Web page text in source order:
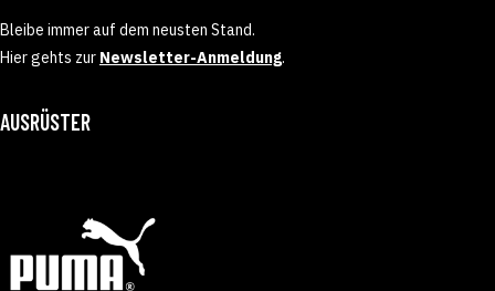
Bleibe immer auf dem neusten Stand.
Hier gehts zur Newsletter-Anmeldung.
AUSRÜSTER